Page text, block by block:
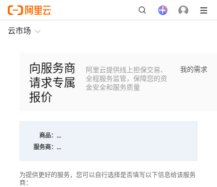
云市场
向服务商
请求专属
报价
阿里云提供线上担保交易、
全程服务监管，保障您的资
金安全和服务质量
我的需求
商品： ...
服务商： ...
为提供更好的服务，您可以自行选择是否填写以下信息给该服务
商：